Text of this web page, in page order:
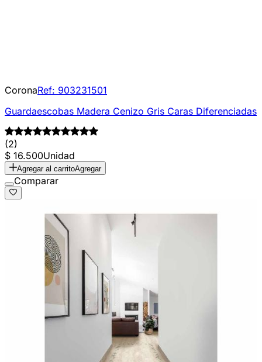
CoronaRef: 903231501
Guardaescobas Madera Cenizo Gris Caras Diferenciadas
(2)
$ 16.500Unidad
Agregar al carritoAgregar
Comparar